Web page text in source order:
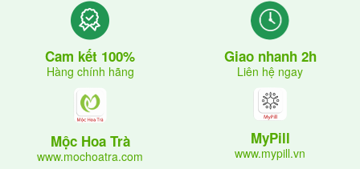
nhớ ra. Nếu gần đến liều tiếp theo, hãy bỏ qua liều
đã quên và tiếp tục lịch dùng thuốc bình thường,
không nhỏ gấp đôi liều quy định.
5. Chống chỉ định, tác dụng phụ và
bảo quản
Cam kết 100%
Hàng chính hãng
Giao nhanh 2h
Liên hệ ngay
Mộc Hoa Trà
www.mochoatra.com
MyPill
www.mypill.vn